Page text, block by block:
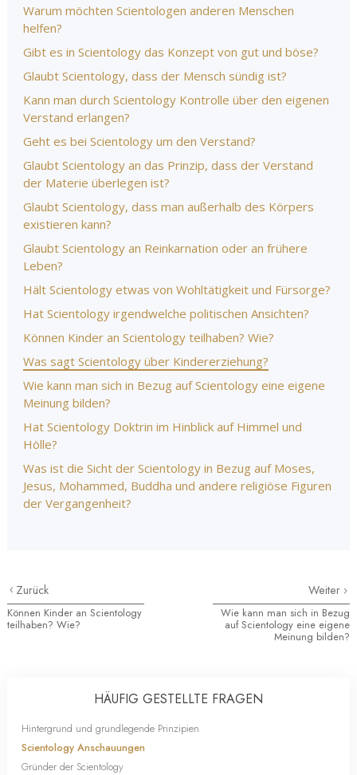
Warum möchten Scientologen anderen Menschen
helfen?
Gibt es in Scientology das Konzept von gut und böse?
Glaubt Scientology, dass der Mensch sündig ist?
Kann man durch Scientology Kontrolle über den eigenen
Verstand erlangen?
Geht es bei Scientology um den Verstand?
Glaubt Scientology an das Prinzip, dass der Verstand
der Materie überlegen ist?
Glaubt Scientology, dass man außerhalb des Körpers
existieren kann?
Glaubt Scientology an Reinkarnation oder an frühere
Leben?
Hält Scientology etwas von Wohltätigkeit und Fürsorge?
Hat Scientology irgendwelche politischen Ansichten?
Können Kinder an Scientology teilhaben? Wie?
Was sagt Scientology über Kindererziehung?
Wie kann man sich in Bezug auf Scientology eine eigene
Meinung bilden?
Hat Scientology Doktrin im Hinblick auf Himmel und
Hölle?
Was ist die Sicht der Scientology in Bezug auf Moses,
Jesus, Mohammed, Buddha und andere religiöse Figuren
der Vergangenheit?
Zurück
Können Kinder an Scientology
teilhaben? Wie?
Weiter
Wie kann man sich in Bezug
auf Scientology eine eigene
Meinung bilden?
HÄUFIG GESTELLTE FRAGEN
Hintergrund und grundlegende Prinzipien
Scientology Anschauungen
Gründer der Scientology